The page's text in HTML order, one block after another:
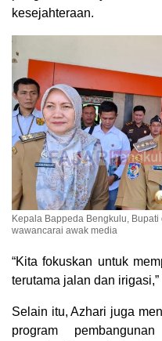
kesejahteraan.
Kepala Bappeda Bengkulu,
wawancarai awak media
“Kita fokuskan untuk
terutama jalan dan
Selain itu, Azhari juga
program